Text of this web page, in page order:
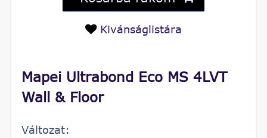
Mapei Ultrabond Eco MS 4LVT
Wall & Floor
Változat:
Kivánságlistára